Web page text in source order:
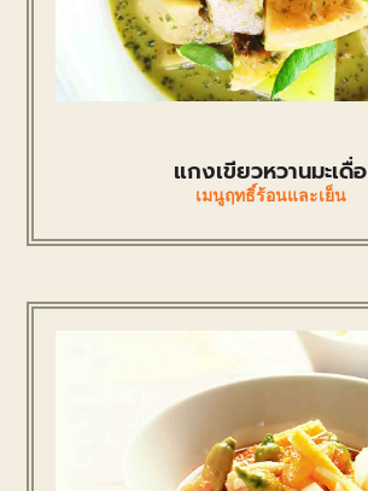
แกงเขียวหวานมะเดื่อ
เมนูฤทธิ์ร้อนและเย็น